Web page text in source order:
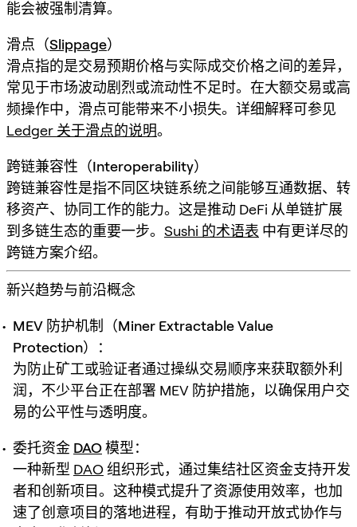
能会被强制清算。
滑点（Slippage）
滑点指的是交易预期价格与实际成交价格之间的差异，
常见于市场波动剧烈或流动性不足时。在大额交易或高
频操作中，滑点可能带来不小损失。详细解释可参见
Ledger 关于滑点的说明。
跨链兼容性（Interoperability）
跨链兼容性是指不同区块链系统之间能够互通数据、转
移资产、协同工作的能力。这是推动 DeFi 从单链扩展
到多链生态的重要一步。 Sushi 的术语表 中有更详尽的
跨链方案介绍。
新兴趋势与前沿概念
MEV 防护机制（Miner Extractable Value
Protection）：
为防止矿工或验证者通过操纵交易顺序来获取额外利
润，不少平台正在部署 MEV 防护措施，以确保用户交
易的公平性与透明度。
委托资金 DAO模型：
一种新型 DAO 组织形式，通过集结社区资金支持开发
者和创新项目。这种模式提升了资源使用效率，也加
速了创意项目的落地进程，有助于推动开放式协作与